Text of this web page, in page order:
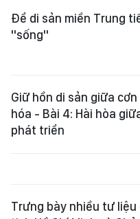
Để di sản miền Trung
"sống"
Giữ hồn di sản giữa
hóa - Bài 4: Hài hòa
phát triển
Trưng bày nhiều tư liệu